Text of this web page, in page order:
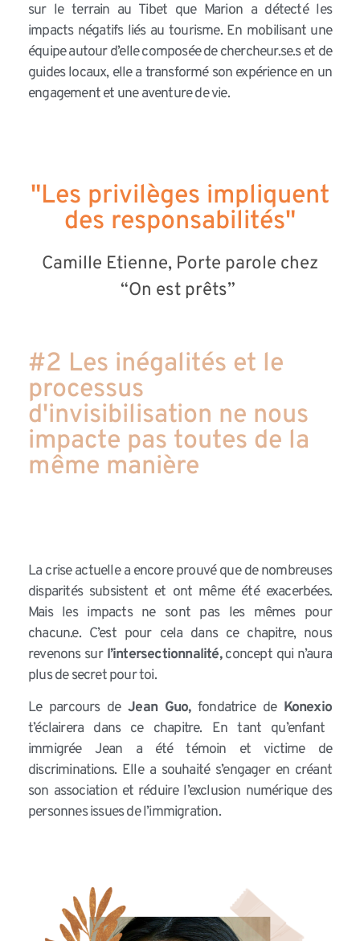
sur le terrain au Tibet que Marion a détecté les
impacts négatifs liés au tourisme. En mobilisant une
équipe autour d’elle composée de chercheur.se.s et de
guides locaux, elle a transformé son expérience en un
engagement et une aventure de vie.
"Les privilèges impliquent
des responsabilités"
Camille Etienne, Porte parole chez
“On est prêts”
#2 Les inégalités et le
processus
d'invisibilisation ne nous
impacte pas toutes de la
même manière
La crise actuelle a encore prouvé que de nombreuses
disparités subsistent et ont même été exacerbées.
Mais les impacts ne sont pas les mêmes pour
chacun.e. C’est pour cela dans ce chapitre, nous
revenons sur l’intersectionnalité,concept qui n’aura
plus de secret pour toi.
Le parcours deJean Guo,fondatrice de Konexio
t’éclairera dans ce chapitre. En tant qu’enfant
immigrée Jean a été témoin et victime de
discriminations. Elle a souhaité s’engager en créant
son association et réduire l’exclusion numérique des
personnes issues de l’immigration.